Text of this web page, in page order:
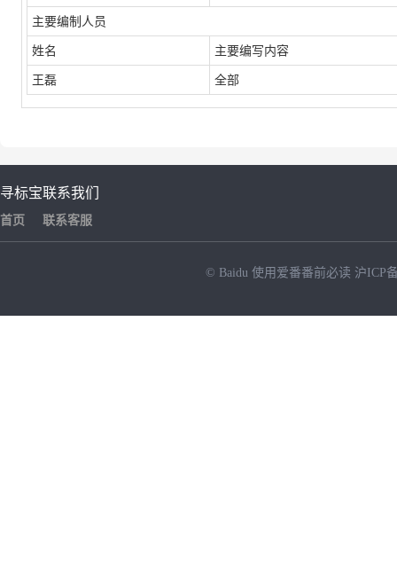
主要编制人员
姓名 主要编写内容
王磊 全部
寻标宝
首页
联系我们
联系客服
© Baidu 使用爱番番前必读 沪ICP